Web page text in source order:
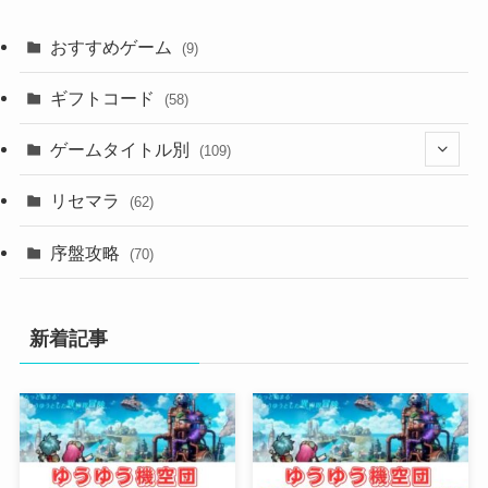
おすすめゲーム (9)
ギフトコード (58)
ゲームタイトル別 (109)
(2)
(2)
リセマラ (62)
序盤攻略 (70)
新着記事